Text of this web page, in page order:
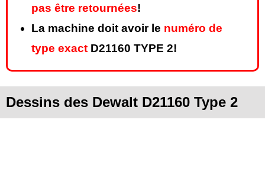
pas être retournées!
La machine doit avoir le numéro de
type exact D21160 TYPE 2!
Dessins des Dewalt D21160 Type 2